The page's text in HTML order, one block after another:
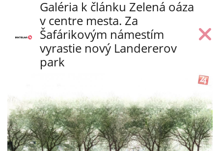
Galéria k článku Zelená oáza
v centre mesta. Za
Šafárikovým námestím
vyrastie nový Landererov
park